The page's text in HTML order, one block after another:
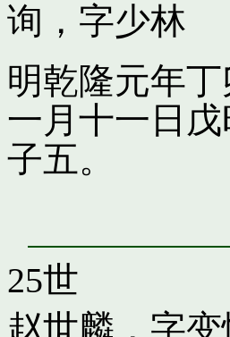
询，字少林
明乾隆元年
一月十一日
子五。
25世
赵世麟，字变